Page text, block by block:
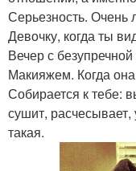
Серьезность. Очень
Девочку, когда ты
Вечер с
Макияжем. Когда
Собирается к тебе:
сушит,
такая.